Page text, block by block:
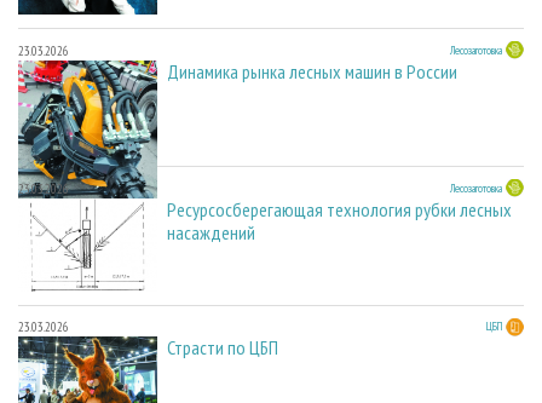
23.03.2026 Лесозаготовка
Динамика рынка лесных машин в России
23.03.2026 Лесозаготовка
Ресурсосберегающая технология рубки лесных
насаждений
23.03.2026 ЦБП
Страсти по ЦБП